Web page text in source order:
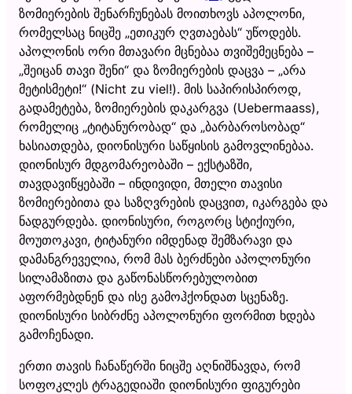
ზომიერების შენარჩუნებას მოითხოვს აპოლონი,
რომელსაც ნიცშე „ეთიკურ ღვთაებას“ უწოდებს.
აპოლონის ორი მთავარი მცნებაა თვიშემეცნება –
„შეიცან თავი შენი“ და ზომიერების დაცვა – „არა
მეტისმეტი!“ (Nicht zu viel!). მის საპირისპიროდ,
გადამეტება, ზომიერების დაკარგვა (Uebermaass),
რომელიც „ტიტანურობად“ და „ბარბაროსობად“
ხასიათდება, დიონისური საწყისის გამოვლინებაა.
დიონისურ მდგომარეობაში – ექსტაზში,
თავდავიწყებაში – ინდივიდი, მთელი თავისი
ზომიერებითა და საზღვრების დაცვით, იკარგება და
ნადგურდება. დიონისური, როგორც სტიქიური,
მოუთოკავი, ტიტანური იმდენად შემზარავი და
დამანგრეველია, რომ მას ბერძნები აპოლონური
სილამაზითა და გაწონასწორებულობით
აფორმებდნენ და ისე გამოჰქონდათ სცენაზე.
დიონისური სიბრძნე აპოლონური ფორმით ხდება
გამოჩენადი.
ერთი თავის ჩანაწერში ნიცშე აღნიშნავდა, რომ
სოფოკლეს ტრაგედიაში დიონისური ფიგურები